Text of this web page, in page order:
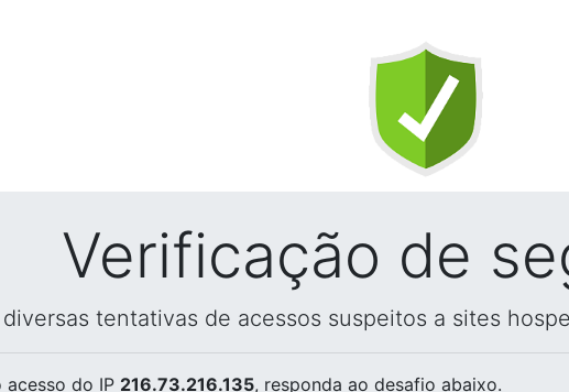
Verificação de
tentativas de acessos suspeitos a sites
acesso do IP 216.73.216.135, responda ao desafio abaixo.